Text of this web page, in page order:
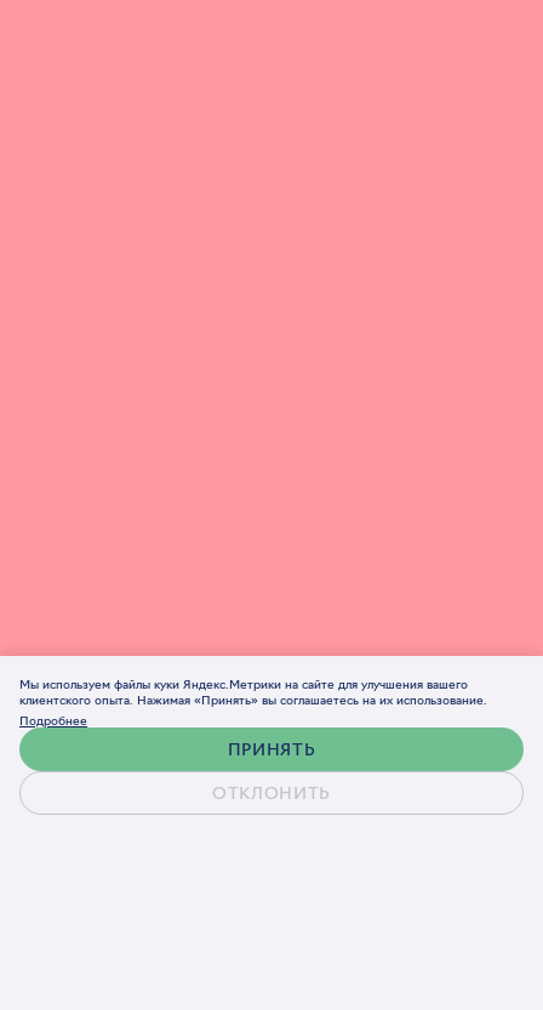
Обсудить проект
Мы используем файлы куки Яндекс.Метрики на сайте для улучшения вашего
клиентского опыта. Нажимая «Принять» вы соглашаетесь на их использование.
Подробнее
ПРИНЯТЬ
ОТКЛОНИТЬ